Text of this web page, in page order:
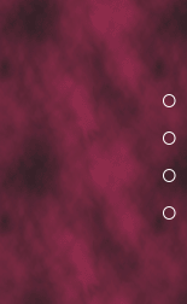
○
○
○
○